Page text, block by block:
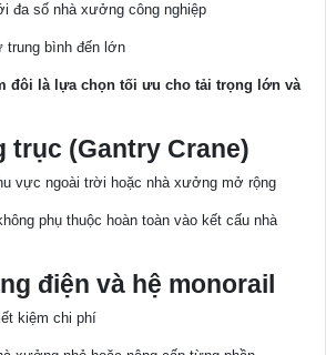
đa số nhà xưởng công nghiệp
trung bình đến lớn
đôi là lựa chọn tối ưu cho tải trọng lớn và
trục (Gantry Crane)
vực ngoài trời hoặc nhà xưởng mở rộng
phụ thuộc hoàn toàn vào kết cấu nhà
điện và hệ monorail
kiệm chi phí